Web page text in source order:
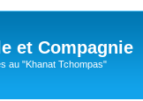
et Compagnie
au "Khanat Tchompas"